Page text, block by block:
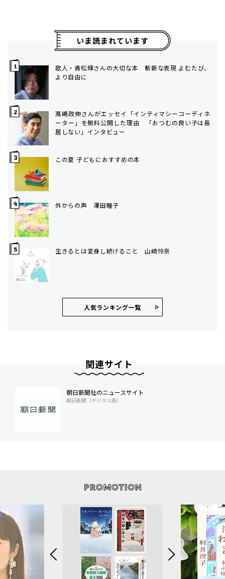
いま読まれています
歌人・青松輝さんの大切な本 斬新な表現 よむたび、
より自由に
髙嶋政伸さんがエッセイ「インティマシーコーディネ
ーター」を無料公開した理由 「おつむの良い子は長
居しない」インタビュー
この夏 子どもにおすすめの本
外からの声 澤田瞳子
生きるとは変身し続けること 山崎怜奈
人気ランキング⼀覧
関連サイト
朝日新聞社のニュースサイト
朝日新聞（デジタル版）